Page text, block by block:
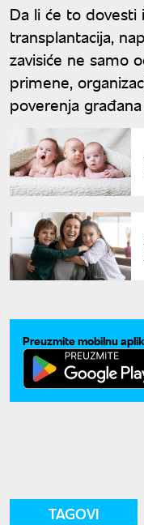
Da li će to dovesti
transplantacija,
zavisiće ne samo
primene,
poverenja
Preuzmite mobilnu
TAGOVI